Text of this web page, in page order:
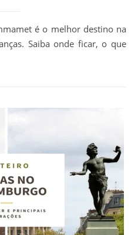
Saiba onde ficar, o que